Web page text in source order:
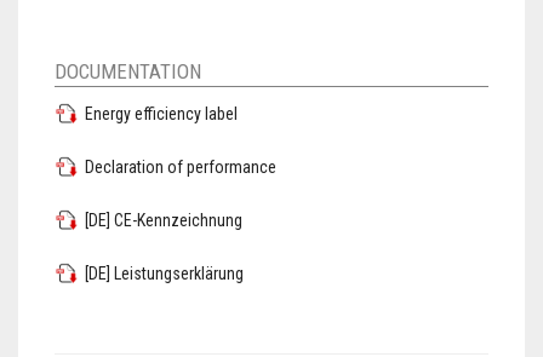
DOCUMENTATION
Energy efficiency label
Declaration of performance
[DE] CE-Kennzeichnung
[DE] Leistungserklärung